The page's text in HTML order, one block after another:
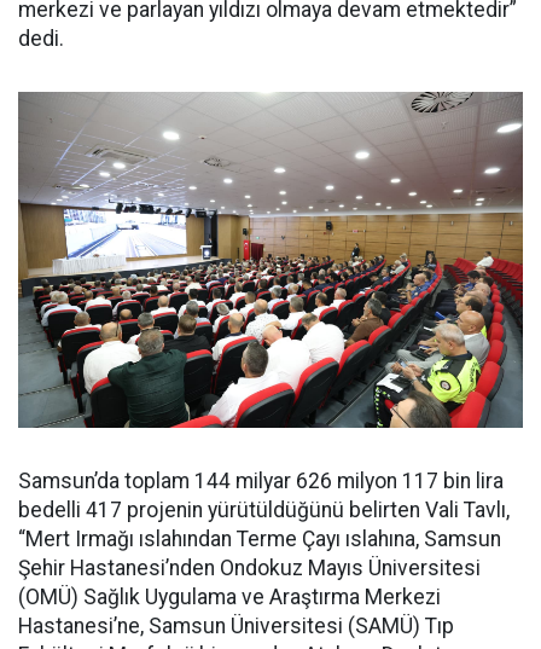
merkezi ve parlayan yıldızı olmaya devam etmektedir”
dedi.
Samsun’da toplam 144 milyar 626 milyon 117 bin lira
bedelli 417 projenin yürütüldüğünü belirten Vali Tavlı,
“Mert Irmağı ıslahından Terme Çayı ıslahına, Samsun
Şehir Hastanesi’nden Ondokuz Mayıs Üniversitesi
(OMÜ) Sağlık Uygulama ve Araştırma Merkezi
Hastanesi’ne, Samsun Üniversitesi (SAMÜ) Tıp